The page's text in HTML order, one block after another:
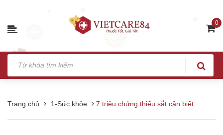
0
Trang chủ 1-Sức khỏe 7 triệu chứng thiếu sắt cần biết